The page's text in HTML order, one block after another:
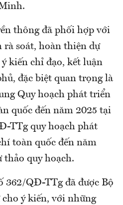
thông đã phối hợp với
rà soát, hoàn thiện dự
kiến chỉ đạo, kết luận
đặc biệt quan trọng là
Quy hoạch phát triển
quốc đến năm 2025 tại
TTg quy hoạch phát
toàn quốc đến năm
thảo quy hoạch.
362/QĐ-TTg đã được Bộ
ý kiến, với những